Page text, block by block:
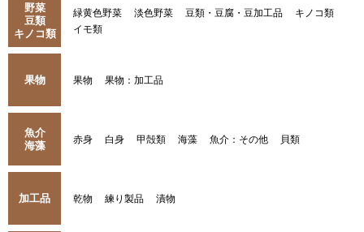
野菜
豆類
キノコ類
緑黄色野菜 淡色野菜 豆類・豆腐・豆加工品
キノコ類
イモ類
果物 果物 果物：加工品
魚介
海藻
赤身 白身 甲殻類 海藻 魚介：その他 貝類
加工品 乾物 練り製品 漬物